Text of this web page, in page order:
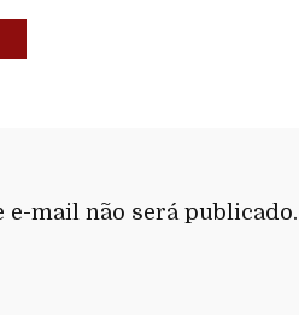
e-mail não será publicado.